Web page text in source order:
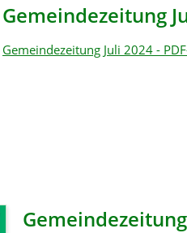
Gemeindezeitung
Gemeindezeitung Juli 2024 -